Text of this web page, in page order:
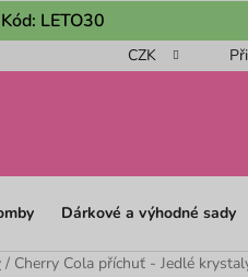
LETO30
na mou objednávku 📦
CZK
Dárkové a výhodné sady
/ Cherry Cola příchuť - Jedlé